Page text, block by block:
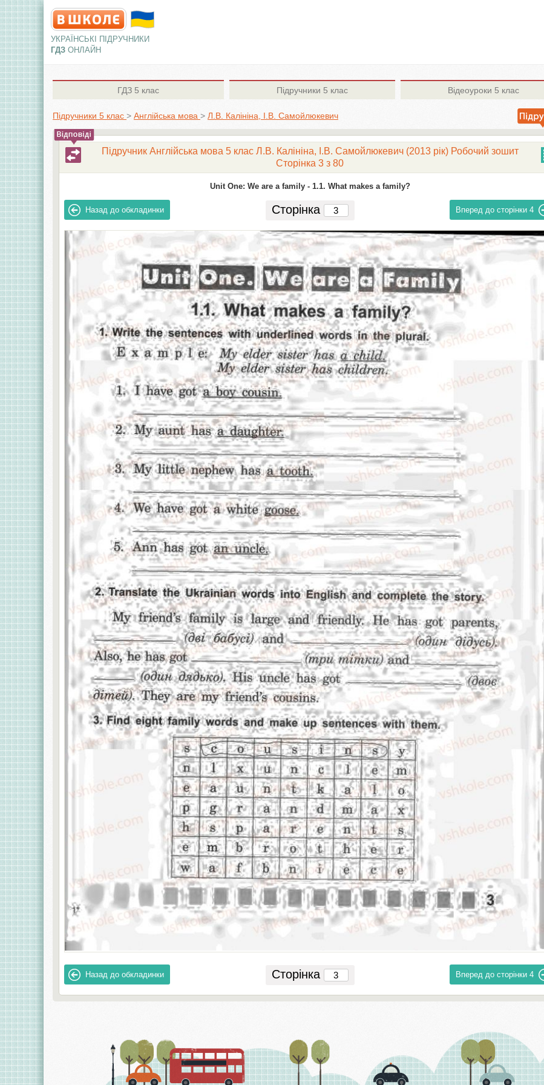
УКРАЇНСЬКІ ПІДРУЧНИКИ
ГДЗ ОНЛАЙН
ГДЗ 5 клас Підручники 5 клас Відеоуроки 5 клас
Підручники 5 клас > Англiйська мова > Л.В. Калініна, І.В. Самойлюкевич
Підручник Англійська мова 5 клас Л.В. Калініна, І.В. Самойлюкевич (2013 рік) Робочий зошит
Сторінка 3 з 80
Unit One: We are a family - 1.1. What makes a family?
Назаддо обкладинки Сторінка Вперед до сторінки 4
Назад до обкладинки Сторінка Вперед до сторінки 4